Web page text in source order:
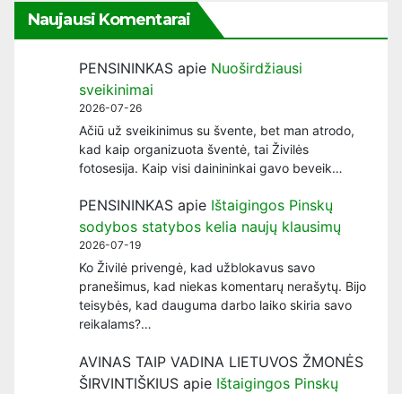
Naujausi Komentarai
PENSININKAS apie Nuoširdžiausi
sveikinimai
2026-07-26
Ačiū už sveikinimus su švente, bet man atrodo,
kad kaip organizuota šventė, tai Živilės
fotosesija. Kaip visi dainininkai gavo beveik…
PENSININKAS apie Ištaigingos Pinskų
sodybos statybos kelia naujų klausimų
2026-07-19
Ko Živilė privengė, kad užblokavus savo
pranešimus, kad niekas komentarų nerašytų. Bijo
teisybės, kad dauguma darbo laiko skiria savo
reikalams?…
AVINAS TAIP VADINA LIETUVOS ŽMONĖS
ŠIRVINTIŠKIUS apie Ištaigingos Pinskų